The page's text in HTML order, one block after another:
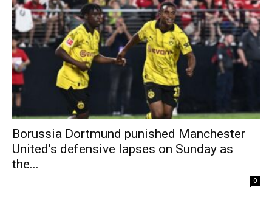
Borussia Dortmund punished Manchester
United’s defensive lapses on Sunday as
the...
0